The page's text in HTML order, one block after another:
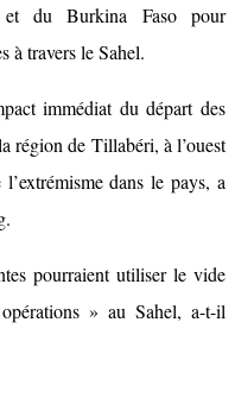
et du Burkina Faso pour
à travers le Sahel.
immédiat du départ des
région de Tillabéri, à l’ouest
dans le pays, a
pourraient utiliser le vide
» au Sahel, a-t-il